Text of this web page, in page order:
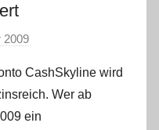
2009
n
C
h
CashSkyline wird
Wer ab
ein